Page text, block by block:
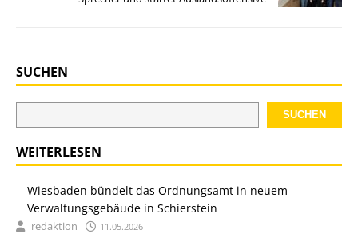
SUCHEN
SUCHEN
WEITERLESEN
Wiesbaden bündelt das Ordnungsamt in neuem
Verwaltungsgebäude in Schierstein
redaktion 11.05.2026